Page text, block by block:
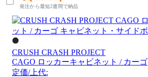
発注から最短2週間で納品
CRUSH CRASH PROJECT
CAGO ロッカーキャビネット / カーゴ
定価/上代: